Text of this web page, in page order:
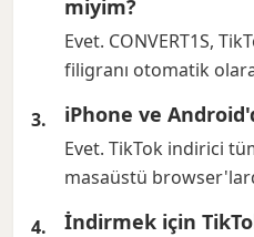
miyim?
Evet. CONVERT1S,
filigranı otomatik
iPhone ve
Evet. TikTok indirici
masaüstü
İndirmek için